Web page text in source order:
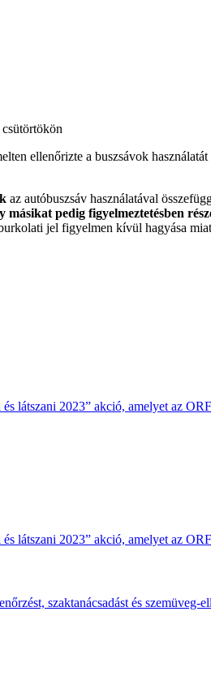
ellenőrizte a buszsávok
az autóbuszsáv használatával
másikat pedig figyelmeztetésben
jel figyelmen kívül hagyása
látszani 2023” akció, amelyet az
látszani 2023” akció, amelyet az
szaktanácsadást és szemüveg-